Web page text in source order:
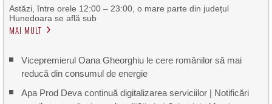
Astăzi, între orele 12:00 – 23:00, o mare parte din județul
Hunedoara se află sub
MAI MULT
Vicepremierul Oana Gheorghiu le cere românilor să mai
reducă din consumul de energie
Apa Prod Deva continuă digitalizarea serviciilor | Notificări